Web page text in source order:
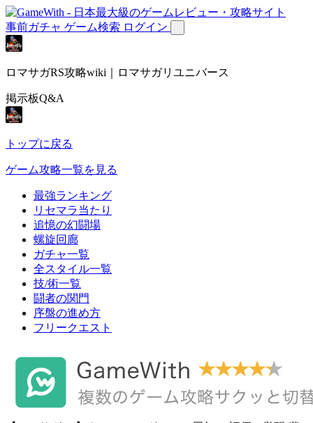
事前ガチャ ゲーム検索 ログイン
ロマサガRS攻略wiki｜ロマサガリユニバース
掲示板Q&A
トップに戻る
ゲーム攻略一覧を見る
最強ランキング
リセマラ当たり
追憶の幻闘場
螺旋回廊
ガチャ一覧
全スタイル一覧
技/術一覧
闘者の関門
序盤の進め方
フリークエスト